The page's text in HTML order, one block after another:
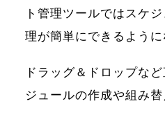
ト管理ツールではスケ
理が簡単にできるように
ドラッグ＆ドロップな
ジュールの作成や組み替